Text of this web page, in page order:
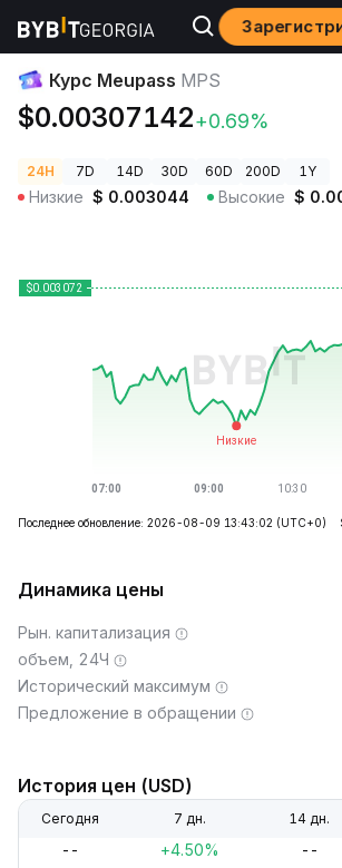
Цены криптовалют Курс Meupass MPS
Курс Meupass MPS
$0.00307142+0.69%
24H 7D 14D 30D 60D 200D 1Y
Низкие $ 0.003044 Высокие $
Последнее обновление: 2026-08-09 13:43:02 (UTC+0)
Динамика цены
Рын. капитализация
объем, 24Ч
Исторический максимум
Предложение в обращении
История цен (USD)
Сегодня 7 дн. 14 дн.
-- +4.50% --